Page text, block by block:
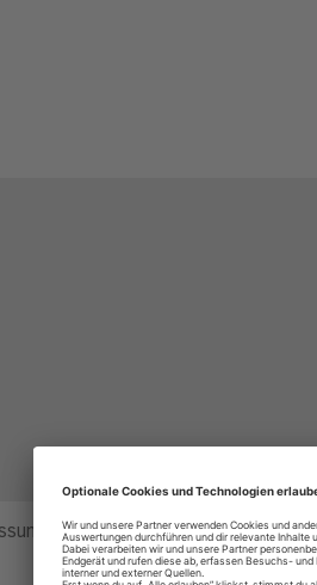
Privatsphäre-Einstellungen